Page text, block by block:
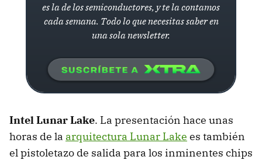
es la de los semiconductores, y te la contamos
cada semana. Todo lo que necesitas saber en
una sola newsletter.
Intel Lunar Lake. La presentación hace unas
horas de la arquitectura Lunar Lake es también
el pistoletazo de salida para los inminentes chips